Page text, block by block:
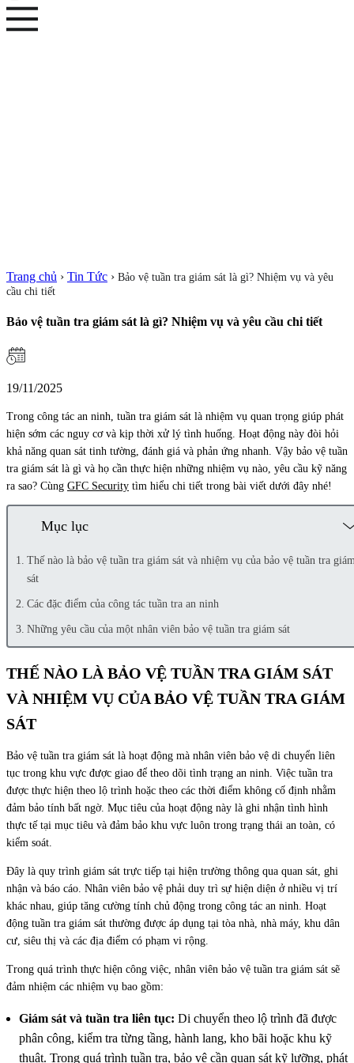
Trang chủ › Tin Tức › Bảo vệ tuần tra giám sát là gì? Nhiệm vụ và yêu
cầu chi tiết
Bảo vệ tuần tra giám sát là gì? Nhiệm vụ và yêu cầu chi tiết
19/11/2025
Trong công tác an ninh, tuần tra giám sát là nhiệm vụ quan trọng giúp phát
hiện sớm các nguy cơ và kịp thời xử lý tình huống. Hoạt động này đòi hỏi
khả năng quan sát tinh tường, đánh giá và phản ứng nhanh. Vậy bảo vệ tuần
tra giám sát là gì và họ cần thực hiện những nhiệm vụ nào, yêu cầu kỹ năng
ra sao? Cùng GFC Security tìm hiểu chi tiết trong bài viết dưới đây nhé!
Mục lục
Thế nào là bảo vệ tuần tra giám sát và nhiệm vụ của bảo vệ tuần tra
sát
Các đặc điểm của công tác tuần tra an ninh
Những yêu cầu của một nhân viên bảo vệ tuần tra giám sát
THẾ NÀO LÀ BẢO VỆ TUẦN TRA GIÁM SÁT
VÀ NHIỆM VỤ CỦA BẢO VỆ TUẦN TRA GIÁM
SÁT
Bảo vệ tuần tra giám sát là hoạt động mà nhân viên bảo vệ di chuyển liên
tục trong khu vực được giao để theo dõi tình trạng an ninh. Việc tuần tra
được thực hiện theo lộ trình hoặc theo các thời điểm không cố định nhằm
đảm bảo tính bất ngờ. Mục tiêu của hoạt động này là ghi nhận tình hình
thực tế tại mục tiêu và đảm bảo khu vực luôn trong trạng thái an toàn, có
kiểm soát.
Đây là quy trình giám sát trực tiếp tại hiện trường thông qua quan sát, ghi
nhận và báo cáo. Nhân viên bảo vệ phải duy trì sự hiện diện ở nhiều vị trí
khác nhau, giúp tăng cường tính chủ động trong công tác an ninh. Hoạt
động tuần tra giám sát thường được áp dụng tại tòa nhà, nhà máy, khu dân
cư, siêu thị và các địa điểm có phạm vi rộng.
Trong quá trình thực hiện công việc, nhân viên bảo vệ tuần tra giám sát sẽ
đảm nhiệm các nhiệm vụ bao gồm:
Giám sát và tuần tra liên tục: Di chuyển theo lộ trình đã được
phân công, kiểm tra từng tầng, hành lang, kho bãi hoặc khu kỹ
thuật. Trong quá trình tuần tra, bảo vệ cần quan sát kỹ lưỡng, phát